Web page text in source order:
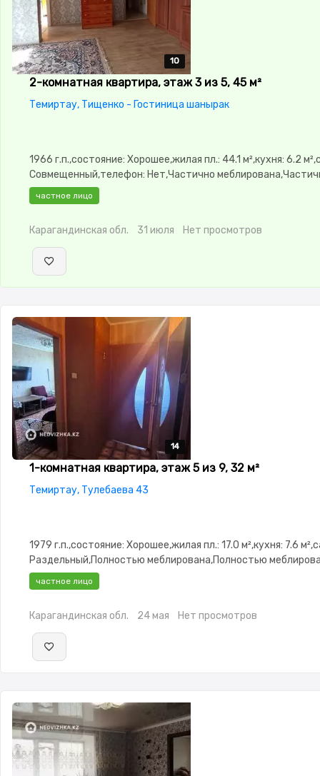
10
10
10
10
10
2-комнатная квартира, этаж 3 из 5, 45 м²
Темиртау, Тищенко - Гостиница шанырак
1966 г.п.,состояние: Хорошее,жилая пл.: 44.1 м²,кухня: 6.2
Совмещенный,телефон: Нет,Частично
меблирована,паркинг: Рядом охраняемая стоянка,Неугловая
частное лицо
Карагандинская обл. 31 июля Нет просмотров
14
14
14
14
14
1-комнатная квартира, этаж 5 из 9, 32 м²
Темиртау, Тулебаева 43
1979 г.п.,состояние: Хорошее,жилая пл.: 17.0 м²,кухня: 7.6
Раздельный,Полностью меблирована,Полностью
частное лицо
Карагандинская обл. 24 мая Нет просмотров